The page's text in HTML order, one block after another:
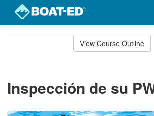
View Course Outline
Inspección de su